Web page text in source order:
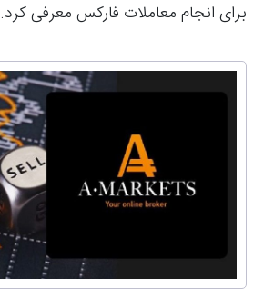
برای انجام معاملات فارکس معرفی کرد.